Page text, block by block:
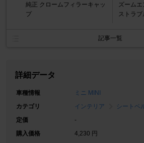
純正 クロームフィラーキャッ
プ
ズーム
ストラ
記事一覧
詳細データ
車種情報
ミニ MINI
カテゴリ
インテリア
シートベ
定価
-
購入価格
4,230 円